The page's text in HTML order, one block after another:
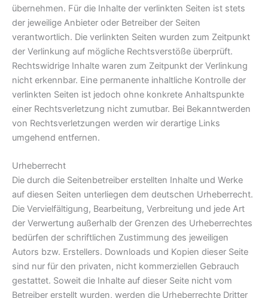
übernehmen. Für die Inhalte der verlinkten Seiten ist stets
der jeweilige Anbieter oder Betreiber der Seiten
verantwortlich. Die verlinkten Seiten wurden zum Zeitpunkt
der Verlinkung auf mögliche Rechtsverstöße überprüft.
Rechtswidrige Inhalte waren zum Zeitpunkt der Verlinkung
nicht erkennbar. Eine permanente inhaltliche Kontrolle der
verlinkten Seiten ist jedoch ohne konkrete Anhaltspunkte
einer Rechtsverletzung nicht zumutbar. Bei Bekanntwerden
von Rechtsverletzungen werden wir derartige Links
umgehend entfernen.
Urheberrecht
Die durch die Seitenbetreiber erstellten Inhalte und Werke
auf diesen Seiten unterliegen dem deutschen Urheberrecht.
Die Vervielfältigung, Bearbeitung, Verbreitung und jede Art
der Verwertung außerhalb der Grenzen des Urheberrechtes
bedürfen der schriftlichen Zustimmung des jeweiligen
Autors bzw. Erstellers. Downloads und Kopien dieser Seite
sind nur für den privaten, nicht kommerziellen Gebrauch
gestattet. Soweit die Inhalte auf dieser Seite nicht vom
Betreiber erstellt wurden, werden die Urheberrechte Dritter